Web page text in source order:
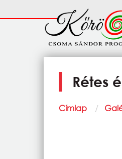
Fő
navigáció
Rétes
Morzsa
Címlap